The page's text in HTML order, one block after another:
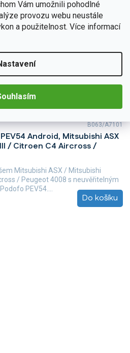
Vám umožnili pohodlné
provozu webu neustále
a použitelnost. Více informací
Android, Mitsubishi ASX
/ Citroen C4 Aircross /
Do košíku
Mitsubishi ASX / Mitsubishi
/ Peugeot 4008 s neuvěřitelným
PEV54....
B063/A7101